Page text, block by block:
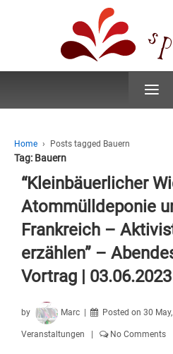
≡
Home › Posts tagged Bauern
Tag: Bauern
“Kleinbäuerlicher
Atommülldeponie
Frankreich –
erzählen” –
Vortrag | 03.06.2023
by Marc Posted on 30
Veranstaltungen No Comments